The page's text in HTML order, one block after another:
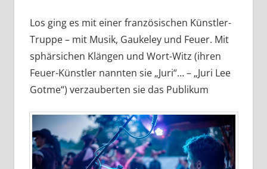
Los ging es mit einer französischen Künstler-
Truppe – mit Musik, Gaukeley und Feuer. Mit
sphärsichen Klängen und Wort-Witz (ihren
Feuer-Künstler nannten sie „Juri“… – „Juri Lee
Gotme“) verzauberten sie das Publikum